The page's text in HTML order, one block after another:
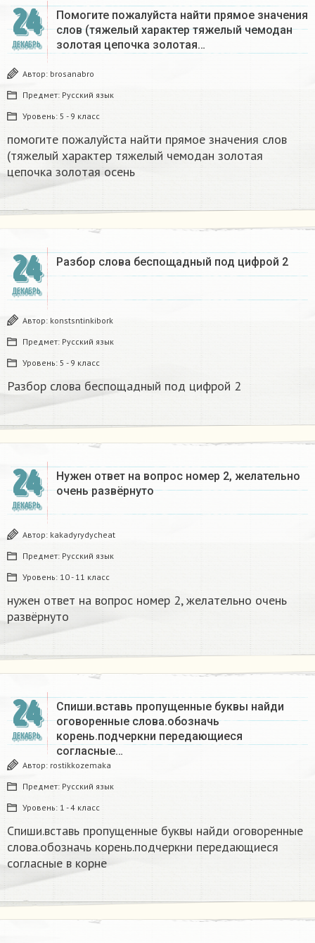
24
ДЕКАБРЬ
Помогите пожалуйста найти прямое значения
слов (тяжелый характер тяжелый чемодан
золотая цепочка золотая…
Автор: brosanabro
Предмет: Русский язык
Уровень: 5 - 9 класс
помогите пожалуйста найти прямое значения слов
(тяжелый характер тяжелый чемодан золотая
цепочка золотая осень
24
ДЕКАБРЬ
Разбор слова беспощадный под цифрой 2
Автор: konstsntinkibork
Предмет: Русский язык
Уровень: 5 - 9 класс
Разбор слова беспощадный под цифрой 2
24
ДЕКАБРЬ
Нужен ответ на вопрос номер 2, желательно
очень развёрнуто
Автор: kakadyrydycheat
Предмет: Русский язык
Уровень: 10 - 11 класс
нужен ответ на вопрос номер 2, желательно очень
развёрнуто
24
ДЕКАБРЬ
Спиши.вставь пропущенные буквы найди
оговоренные слова.обозначь
корень.подчеркни передающиеся
согласные…
Автор: rostikkozemaka
Предмет: Русский язык
Уровень: 1 - 4 класс
Спиши.вставь пропущенные буквы найди оговоренные
слова.обозначь корень.подчеркни передающиеся
согласные в корне